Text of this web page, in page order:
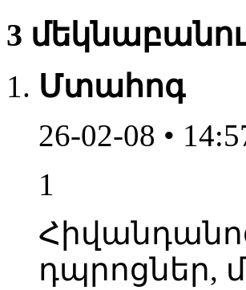
3
Մտահոգ
26-02-08 •
1
դպրոցներ,